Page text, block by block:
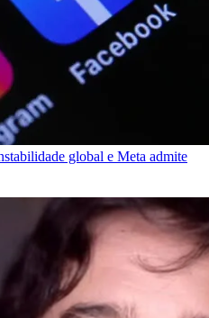
global e Meta admite